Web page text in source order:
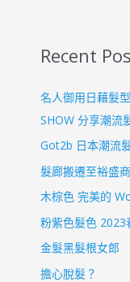
Recent
名人御用日藉髮
SHOW 分享潮流
Got2b 日本潮流
髮廊搬遷至裕盛
木棕色 完美的
粉紫色髮色 2023
金髮黑髮根女郎
擔心脫髮？